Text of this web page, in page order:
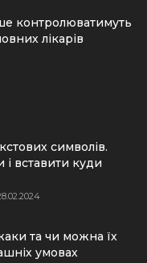
контролюватимуть
лікарів
символів.
вставити куди
та чи можна їх
умовах